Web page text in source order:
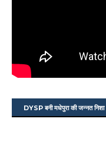
DYSP बनी मधेपुरा की जन्नत निशा